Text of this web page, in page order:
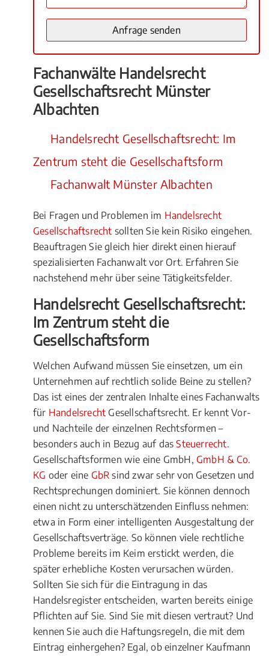
Fachanwälte Handelsrecht
Gesellschaftsrecht Münster
Albachten
Handelsrecht Gesellschaftsrecht: Im
Zentrum steht die Gesellschaftsform
Fachanwalt Münster Albachten
Bei Fragen und Problemen im Handelsrecht
Gesellschaftsrecht sollten Sie kein Risiko eingehen.
Beauftragen Sie gleich hier direkt einen hierauf
spezialisierten Fachanwalt vor Ort. Erfahren Sie
nachstehend mehr über seine Tätigkeitsfelder.
Handelsrecht Gesellschaftsrecht:
Im Zentrum steht die
Gesellschaftsform
Welchen Aufwand müssen Sie einsetzen, um ein
Unternehmen auf rechtlich solide Beine zu stellen?
Das ist eines der zentralen Inhalte eines Fachanwalts
für Handelsrecht Gesellschaftsrecht. Er kennt Vor-
und Nachteile der einzelnen Rechtsformen –
besonders auch in Bezug auf dasSteuerrecht.
Gesellschaftsformen wie eine GmbH, GmbH & Co.
KG oder eine GbR sind zwar sehr von Gesetzen und
Rechtsprechungen dominiert. Sie können dennoch
einen nicht zu unterschätzenden Einfluss nehmen:
etwa in Form einer intelligenten Ausgestaltung der
Gesellschaftsverträge. So können viele rechtliche
Probleme bereits im Keim erstickt werden, die
später erhebliche Kosten verursachen würden.
Sollten Sie sich für die Eintragung in das
Handelsregister entscheiden, warten bereits einige
Pflichten auf Sie. Sind Sie mit diesen vertraut? Und
kennen Sie auch die Haftungsregeln, die mit dem
Eintrag einhergehen? Egal, ob einzelner Kaufmann